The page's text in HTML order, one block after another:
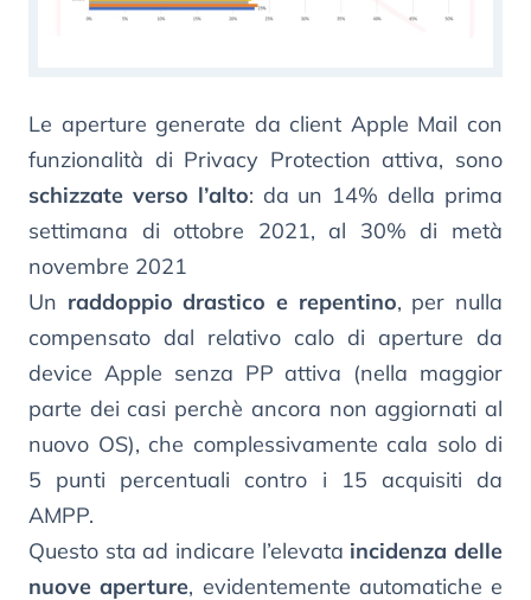
Le aperture generate da client Apple Mail con
funzionalità di Privacy Protection attiva, sono
schizzate verso l’alto: da un 14% della prima
settimana di ottobre 2021, al 30% di metà
novembre 2021
Un raddoppio drastico e repentino, per nulla
compensato dal relativo calo di aperture da
device Apple senza PP attiva (nella maggior
parte dei casi perchè ancora non aggiornati al
nuovo OS), che complessivamente cala solo di
5 punti percentuali contro i 15 acquisiti da
AMPP.
Questo sta ad indicare l’elevata incidenza delle
nuove aperture, evidentemente automatiche e